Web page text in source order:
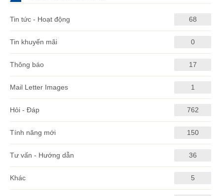
Tin tức - Hoạt động 68
Tin khuyến mãi 0
Thông báo 17
Mail Letter Images 1
Hỏi - Đáp 762
Tính năng mới 150
Tư vấn - Hướng dẫn 36
Khác 5